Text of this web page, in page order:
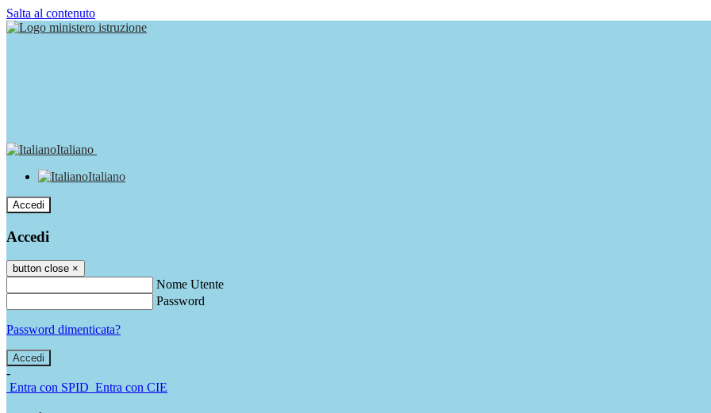
Salta al contenuto
Italiano
Italiano
Accedi
Accedi
button close ×
Nome Utente
Password
Password dimenticata?
-
Entra con SPID Entra con CIE